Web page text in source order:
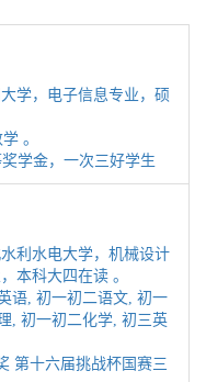
学，电子信息专业，硕
。
学金，一次三好学生
利水电大学，机械设计
本科大四在读 。
语, 初一初二语文, 初一
, 初一初二化学, 初三英
第十六届挑战杯国赛三